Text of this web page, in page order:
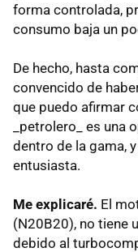
forma controlada,
consumo baja un
De hecho, hasta
convencido de
que puedo afirmar
_petrolero_ es una
dentro de la gama,
entusiasta.
Me explicaré. El
(N20B20), no tiene
debido al